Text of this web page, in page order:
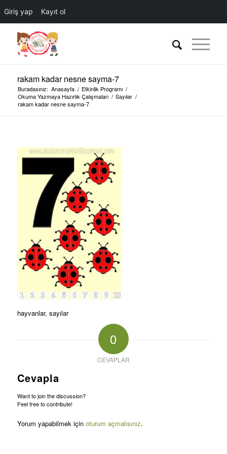
Giriş yap Kayıt ol
rakam kadar nesne sayma-7
Buradasınız: Anasayfa / Etkinlik Programı /
Okuma Yazmaya Hazırlık Çalışmaları / Sayılar /
rakam kadar nesne sayma-7
hayvanlar, sayılar
0
CEVAPLAR
Cevapla
Want to join the discussion?
Feel free to contribute!
Yorum yapabilmek için oturum açmalısınız.